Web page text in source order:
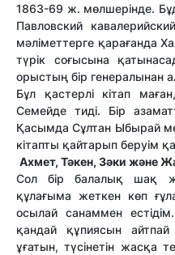
1863-69 ж. мөлшерінде.
Павловский
мәліметтерге қарағанда
түрік соғысына
орыстың бір генералынан
Бұл қастерлі кітап
Семейде тиді. Бір
Қасымда Сұлтан Ыбырай
кітапты қайтарып беруім
Ахмет, Тәкен, Зәки және
Сол бір балалық шақ
құлағыма жеткен көп
осылай санаммен
қандай құпиясын айтпай
ұғатын, түсінетін жасқа